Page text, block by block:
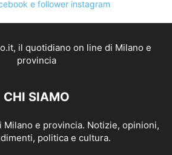
CHI SIAMO
Milano e provincia. Notizie, opinioni,
politica e cultura.